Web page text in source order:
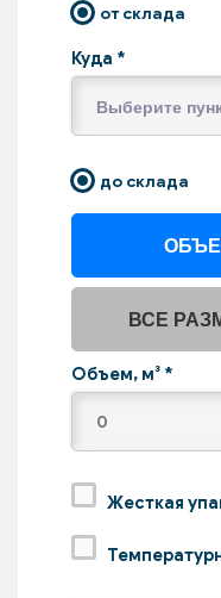
от склада
Куда *
до склада
ВСЕ
Объем, м³ *
Жесткая